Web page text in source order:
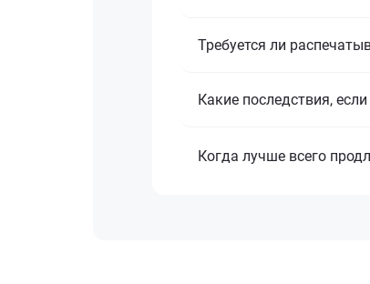
Требуется ли
Какие последствия,
Когда лучше всего